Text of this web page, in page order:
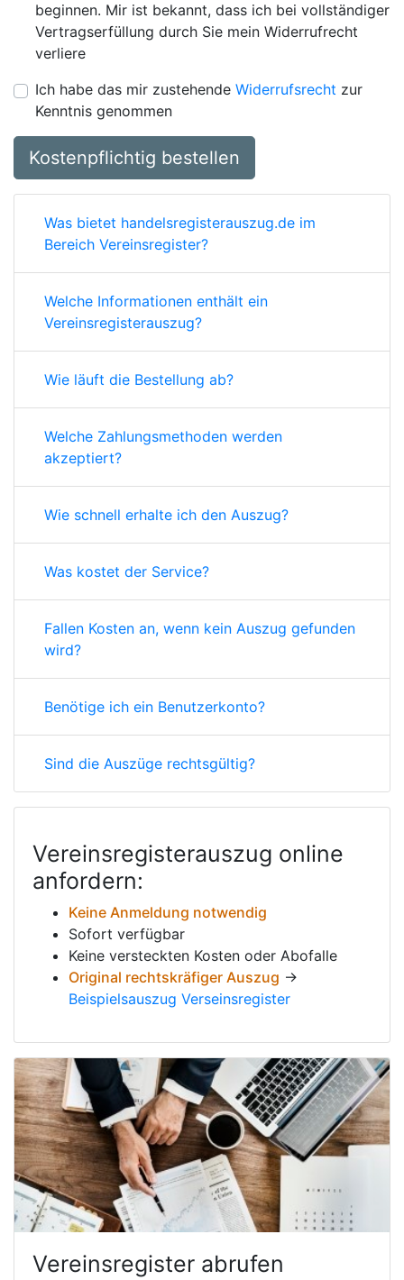
beginnen. Mir ist bekannt, dass ich bei vollständiger
Vertragserfüllung durch Sie mein Widerrufrecht
verliere
Ich habe das mir zustehende Widerrufsrecht zur
Kenntnis genommen
Kostenpflichtig bestellen
Was bietet handelsregisterauszug.de im
Bereich Vereinsregister?
Welche Informationen enthält ein
Vereinsregisterauszug?
Wie läuft die Bestellung ab?
Welche Zahlungsmethoden werden
akzeptiert?
Wie schnell erhalte ich den Auszug?
Was kostet der Service?
Fallen Kosten an, wenn kein Auszug gefunden
wird?
Benötige ich ein Benutzerkonto?
Sind die Auszüge rechtsgültig?
Vereinsregisterauszug online
anfordern:
Keine Anmeldung notwendig
Sofort verfügbar
Keine versteckten Kosten oder Abofalle
Original rechtskräfiger Auszug →
Beispielsauszug Verseinsregister
Vereinsregister abrufen